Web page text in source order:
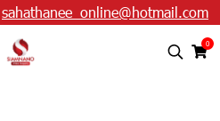
sahathanee_online@hotmail.com
0